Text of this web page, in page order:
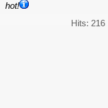
hot!
Hits: 216